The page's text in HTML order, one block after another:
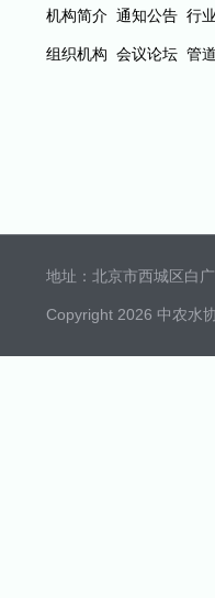
机构简介
组织机构
通知公告
会议论坛
行
管
地址：北京市西城区白
Copyright 2026 中农水